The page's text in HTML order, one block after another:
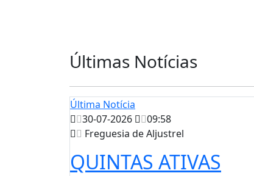
Últimas Notícias
Última Notícia
30-07-2026
09:58
Freguesia de Aljustrel
QUINTAS ATIVAS